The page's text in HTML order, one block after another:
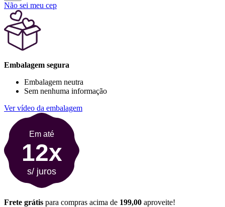
Não sei meu cep
Embalagem segura
Embalagem neutra
Sem nenhuma informação
Ver vídeo da embalagem
Em até
12x
s/ juros
Frete grátis para compras acima de 199,00 aproveite!